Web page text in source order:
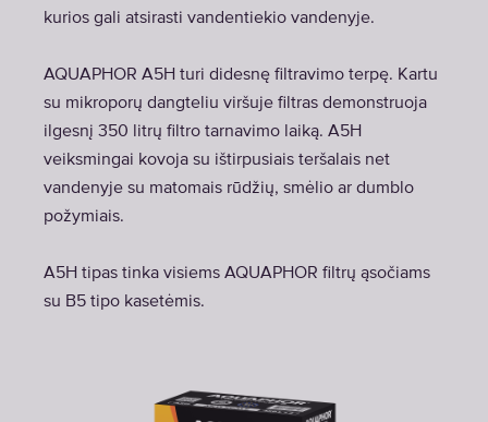
kurios gali atsirasti vandentiekio vandenyje.
AQUAPHOR A5H turi didesnę filtravimo terpę. Kartu
su mikroporų dangteliu viršuje filtras demonstruoja
ilgesnį 350 litrų filtro tarnavimo laiką. A5H
veiksmingai kovoja su ištirpusiais teršalais net
vandenyje su matomais rūdžių, smėlio ar dumblo
požymiais.
A5H tipas tinka visiems AQUAPHOR filtrų ąsočiams
su B5 tipo kasetėmis.